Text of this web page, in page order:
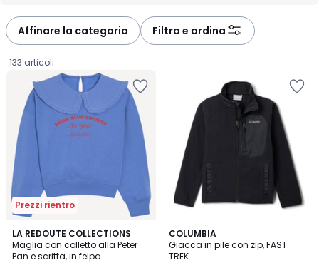
Affinare la categoria Filtra e ordina
133 articoli
Prezzi rientro
LA REDOUTE COLLECTIONS
Maglia con colletto alla Peter
Pan e scritta, in felpa
COLUMBIA
Giacca in pile con zip, FAST
TREK
3
Colori